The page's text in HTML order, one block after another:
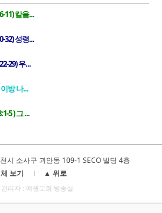
11) 칼을...
32) 성령...
29) 우...
방 나...
5 ) 그 ...
시 소사구 괴안동 109-1 SECO 빌딩 4층
보기
▲ 위로
리자 : 예원교회 방송실